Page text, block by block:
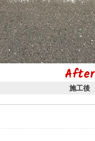
After
施工後